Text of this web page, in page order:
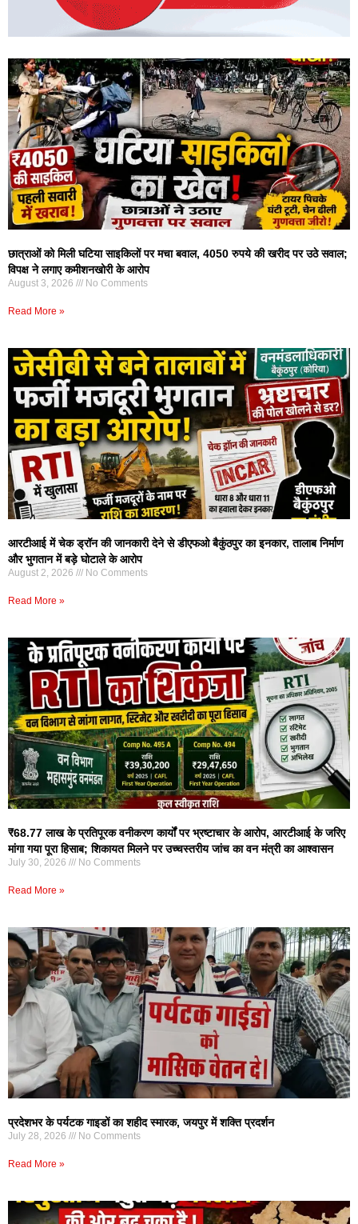
छात्राओं को मिली घटिया साइकिलों पर मचा बवाल, 4050 रुपये की खरीद पर उठे सवाल;
विपक्ष ने लगाए कमीशनखोरी के आरोप
August 3, 2026 No Comments
Read More »
आरटीआई में चेक ड्रॉन की जानकारी देने से डीएफओ बैकुंठपुर का इनकार, तालाब निर्माण
और भुगतान में बड़े घोटाले के आरोप
August 2, 2026 No Comments
Read More »
₹68.77 लाख के प्रतिपूरक वनीकरण कार्यों पर भ्रष्टाचार के आरोप, आरटीआई के जरिए
मांगा गया पूरा हिसाब; शिकायत मिलने पर उच्चस्तरीय जांच का वन मंत्री का आश्वासन
July 30, 2026 No Comments
Read More »
प्रदेशभर के पर्यटक गाइडों का शहीद स्मारक, जयपुर में शक्ति प्रदर्शन
July 28, 2026 No Comments
Read More »